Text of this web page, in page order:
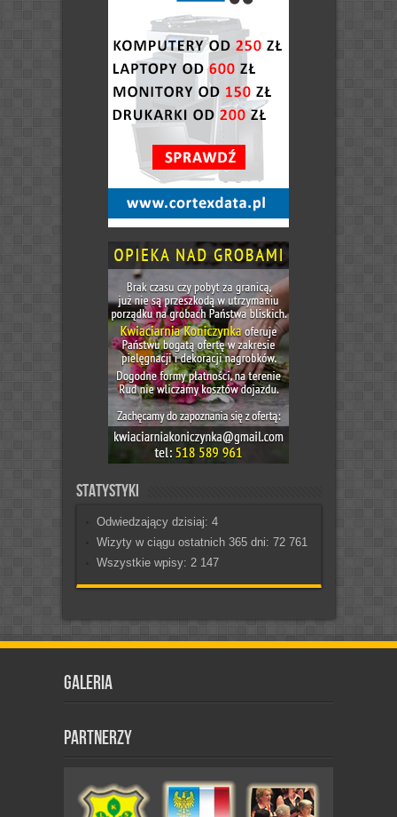
Statystyki
Odwiedzający dzisiaj: 4
Wizyty w ciągu ostatnich 365 dni: 72 761
Wszystkie wpisy: 2 147
Galeria
Partnerzy